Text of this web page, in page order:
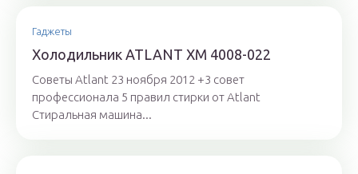
Гаджеты
Холодильник ATLANT ХМ 4008-022
Советы Atlant 23 ноября 2012 +3 совет
профессионала 5 правил стирки от Atlant
Стиральная машина...